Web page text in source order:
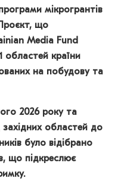
мікрогрантів
що
Media Fund
областей країни
на побудову та
2026 року та
областей до
було відібрано
що підкреслює